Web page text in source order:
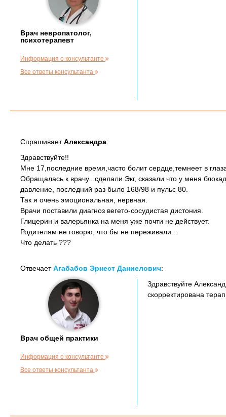
Врач невропатолог,
психотерапевт
Информация о консультанте
Все ответы консультанта
СпрашиваетАлександра:
Здравствуйте!!
Мне 17,последние время,часто болит сердце,темнеет в
Обращалась к врачу...сделали Экг, сказали что у меня
давление, последний раз было 168/98 и пульс 80.
Так я очень эмоциональная, нервная.
Врачи поставили диагноз вегето-сосудистая дистония.
Глицерин и валерьянка на меня уже почти не действует.
Родителям не говорю, что бы не переживали...
Что делать ???
ОтвечаетАгабабов Эрнест Даниелович:
Врач общей практики
Информация о консультанте
Все ответы консультанта
Здравствуйте
скорректирована